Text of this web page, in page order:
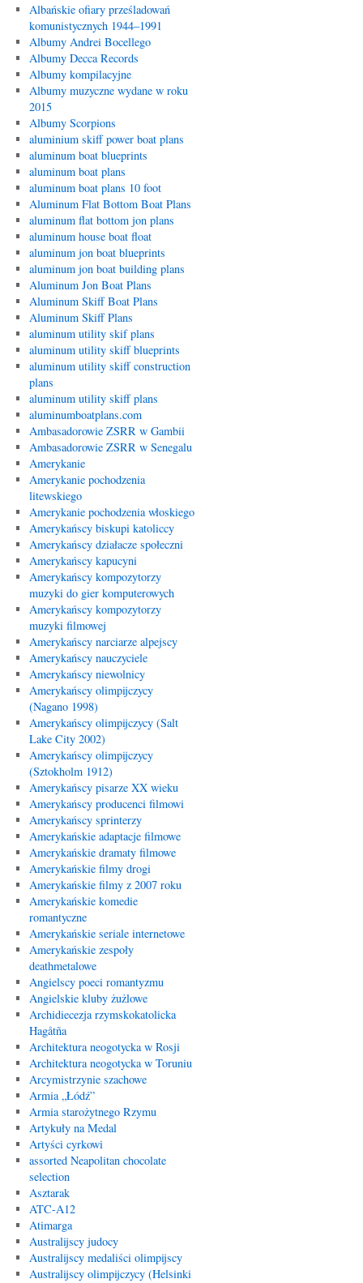
Albańskie ofiary prześladowań
komunistycznych 1944–1991
Albumy Andrei Bocellego
Albumy Decca Records
Albumy kompilacyjne
Albumy muzyczne wydane w roku
2015
Albumy Scorpions
aluminium skiff power boat plans
aluminum boat blueprints
aluminum boat plans
aluminum boat plans 10 foot
Aluminum Flat Bottom Boat Plans
aluminum flat bottom jon plans
aluminum house boat float
aluminum jon boat blueprints
aluminum jon boat building plans
Aluminum Jon Boat Plans
Aluminum Skiff Boat Plans
Aluminum Skiff Plans
aluminum utility skif plans
aluminum utility skiff blueprints
aluminum utility skiff construction
plans
aluminum utility skiff plans
aluminumboatplans.com
Ambasadorowie ZSRR w Gambii
Ambasadorowie ZSRR w Senegalu
Amerykanie
Amerykanie pochodzenia
litewskiego
Amerykanie pochodzenia włoskiego
Amerykańscy biskupi katoliccy
Amerykańscy działacze społeczni
Amerykańscy kapucyni
Amerykańscy kompozytorzy
muzyki do gier komputerowych
Amerykańscy kompozytorzy
muzyki filmowej
Amerykańscy narciarze alpejscy
Amerykańscy nauczyciele
Amerykańscy niewolnicy
Amerykańscy olimpijczycy
(Nagano 1998)
Amerykańscy olimpijczycy (Salt
Lake City 2002)
Amerykańscy olimpijczycy
(Sztokholm 1912)
Amerykańscy pisarze XX wieku
Amerykańscy producenci filmowi
Amerykańscy sprinterzy
Amerykańskie adaptacje filmowe
Amerykańskie dramaty filmowe
Amerykańskie filmy drogi
Amerykańskie filmy z 2007 roku
Amerykańskie komedie
romantyczne
Amerykańskie seriale internetowe
Amerykańskie zespoły
deathmetalowe
Angielscy poeci romantyzmu
Angielskie kluby żużlowe
Archidiecezja rzymskokatolicka
Hagåtña
Architektura neogotycka w Rosji
Architektura neogotycka w Toruniu
Arcymistrzynie szachowe
Armia „Łódź”
Armia starożytnego Rzymu
Artykuły na Medal
Artyści cyrkowi
assorted Neapolitan chocolate
selection
Asztarak
ATC-A12
Atimarga
Australijscy judocy
Australijscy medaliści olimpijscy
Australijscy olimpijczycy (Helsinki